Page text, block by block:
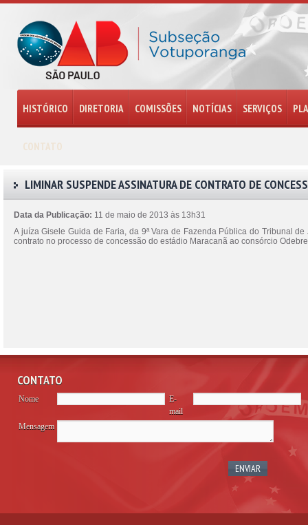
HISTÓRICO DIRETORIA COMISSÕES NOTÍCIAS SERVIÇOS
CONTATO
LIMINAR SUSPENDE ASSINATURA DE CONTRATO DE
Data da Publicação: 11 de maio de 2013 às 13h31
A juíza Gisele Guida de Faria, da 9ª Vara de Fazenda Pública do Tribunal
contrato no processo de concessão do estádio Maracanã ao consórcio
CONTATO
Nome
E-
mail
Mensagem